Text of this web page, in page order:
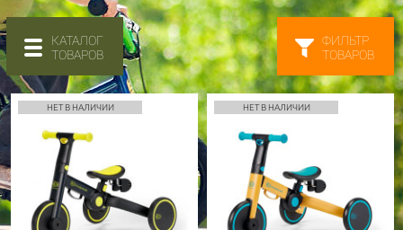
КАТАЛОГ
ТОВАРОВ
ФИЛЬТР
ТОВАРОВ
НЕТ В НАЛИЧИИ НЕТ В НАЛИЧИИ